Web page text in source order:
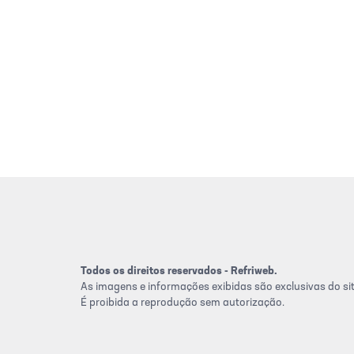
Todos os direitos reservados - Refriweb.
As imagens e informações exibidas são exclusivas do
É proibida a reprodução sem autorização.